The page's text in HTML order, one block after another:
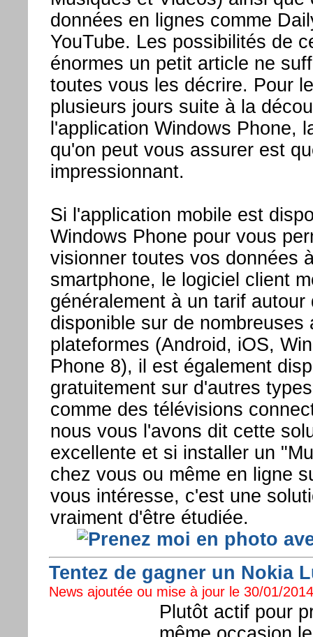
données en lignes comme
YouTube. Les possibilités de
énormes un petit article ne
toutes vous les décrire. Pour
plusieurs jours suite à la
l'application Windows Phone,
qu'on peut vous assurer est
impressionnant.
Si l'application mobile est
Windows Phone pour vous
visionner toutes vos données
smartphone, le logiciel client
généralement à un tarif autour
disponible sur de nombreuses
plateformes (Android, iOS,
Phone 8), il est également
gratuitement sur d'autres
comme des télévisions
nous vous l'avons dit cette
excellente et si installer un
chez vous ou même en ligne
vous intéresse, c'est une
vraiment d'être étudiée.
Tentez de gagner un Nokia
News ajoutée ou mise à jour le 30/01/
Plutôt actif pour